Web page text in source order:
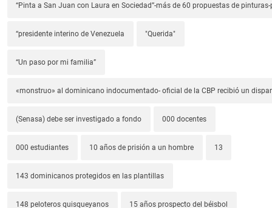
“Pinta a San Juan con Laura en Sociedad”-más de 60 propuestas de
“presidente interino de Venezuela "Querida"
“Un paso por mi familia”
«monstruo» al dominicano indocumentado- oficial de la CBP recibió un
(Senasa) debe ser investigado a fondo 000 docentes
000 estudiantes 10 años de prisión a un hombre 13
143 dominicanos protegidos en las plantillas
148 peloteros quisqueyanos 15 años prospecto del béisbol